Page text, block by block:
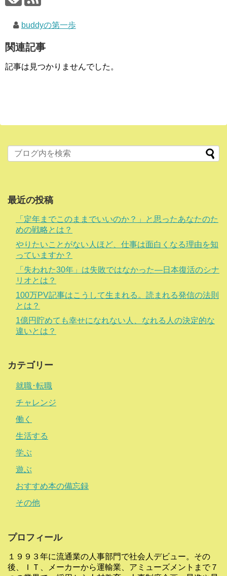
buddyの第一歩
関連記事
記事は見つかりませんでした。
最近の投稿
「定年までこのままでいいのか？」と思ったあなたのた
めの戦略とは？
やりたいことがない人ほど、仕事は面白くなる理由を知
っていますか？
「失われた30年」は失敗ではなかった―日本復活のシナ
リオとは？
100万PV記事はこうして生まれる。読まれる発信の法則
とは？
1億円貯めても幸せになれない人、なれる人の決定的な
違いとは？
カテゴリー
就職･転職
チャレンジ
働く
生活する
学ぶ
遊ぶ
おすすめ本の備忘録
その他
プロフィール
１９９３年に流通業の人事部門で社会人デビュー。その
後、ＩＴ、メーカーから運輸業、アミューズメントまで７